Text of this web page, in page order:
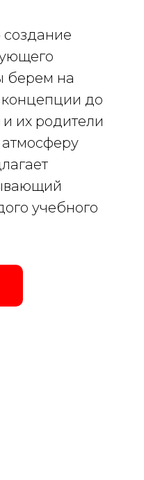
берем на
концепции до
их родители
атмосферу
учебного